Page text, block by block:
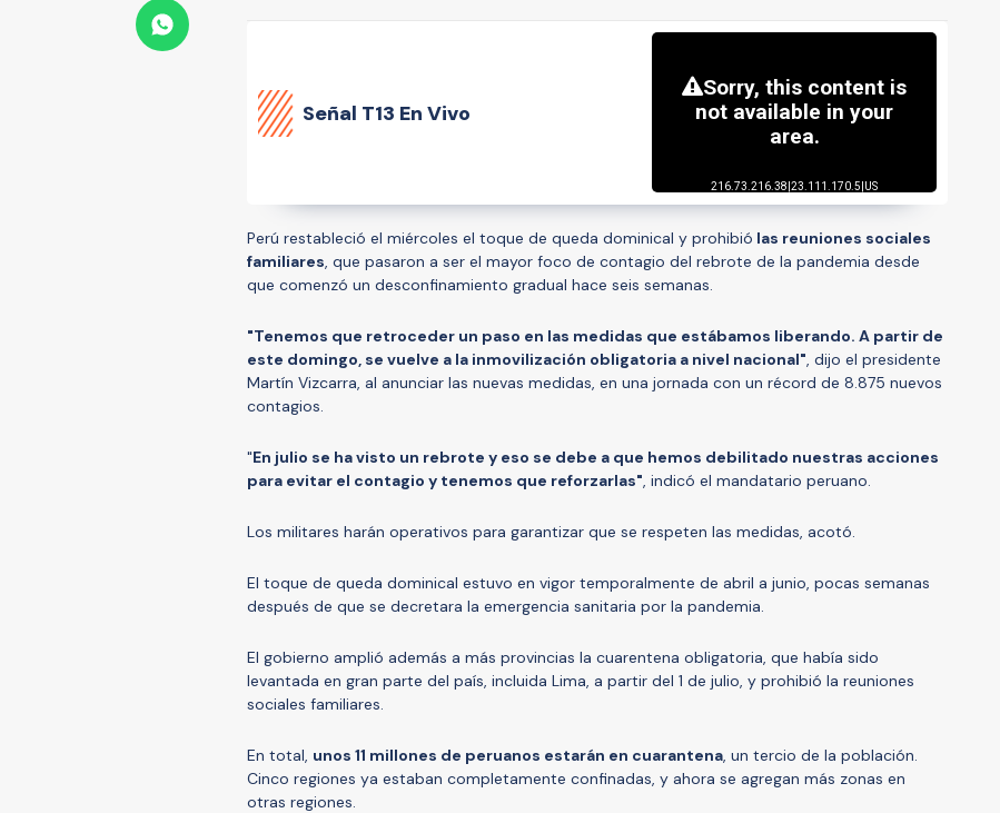
Señal T13 En Vivo
Perú restableció el miércoles el toque de queda dominical y prohibió las reuniones sociales
familiares, que pasaron a ser el mayor foco de contagio del rebrote de la pandemia desde
que comenzó un desconfinamiento gradual hace seis semanas.
"Tenemos que retroceder un paso en las medidas que estábamos liberando. A partir de
este domingo, se vuelve a la inmovilización obligatoria a nivel nacional", dijo el presidente
Martín Vizcarra, al anunciar las nuevas medidas, en una jornada con un récord de 8.875 nuevos
contagios.
"En julio se ha visto un rebrote y eso se debe a que hemos debilitado nuestras acciones
para evitar el contagio y tenemos que reforzarlas", indicó el mandatario peruano.
Los militares harán operativos para garantizar que se respeten las medidas, acotó.
El toque de queda dominical estuvo en vigor temporalmente de abril a junio, pocas semanas
después de que se decretara la emergencia sanitaria por la pandemia.
El gobierno amplió además a más provincias la cuarentena obligatoria, que había sido
levantada en gran parte del país, incluida Lima, a partir del 1 de julio, y prohibió la reuniones
sociales familiares.
En total, unos 11 millones de peruanos estarán en cuarantena, un tercio de la población.
Cinco regiones ya estaban completamente confinadas, y ahora se agregan más zonas en
otras regiones.